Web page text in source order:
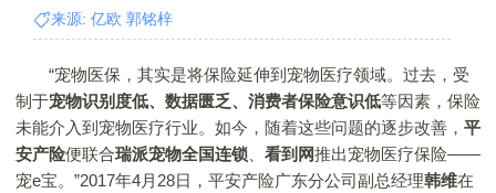
来源: 亿欧 郭铭梓
“宠物医保，其实是将保险延伸到宠物医疗领域。过去，受
制于宠物识别度低、数据匮乏、消费者保险意识低等因素，保险
未能介入到宠物医疗行业。如今，随着这些问题的逐步改善， 平
安产险便联合瑞派宠物全国连锁 看到网推出宠物医疗保险——
宠e宝。”2017年4月28日，平安产险广东分公司副总经理韩维在